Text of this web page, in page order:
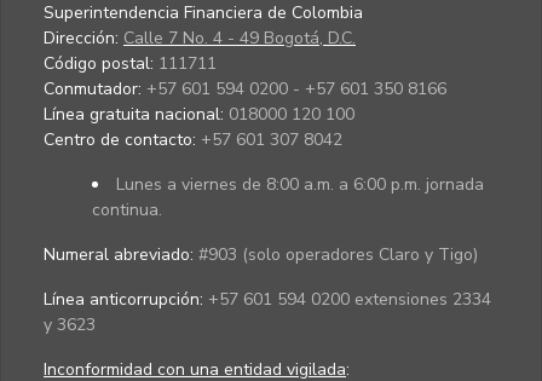
Superintendencia Financiera de Colombia
Dirección: Calle 7 No. 4 - 49 Bogotá, D.C.
Código postal: 111711
Conmutador: +57 601 594 0200 - +57 601 350 8166
Línea gratuita nacional: 018000 120 100
Centro de contacto: +57 601 307 8042
Lunes a viernes de 8:00 a.m. a 6:00 p.m. jornada
continua.
Numeral abreviado: #903 (solo operadores Claro y Tigo)
Línea anticorrupción: +57 601 594 0200 extensiones 2334
y 3623
Inconformidad con una entidad vigilada: